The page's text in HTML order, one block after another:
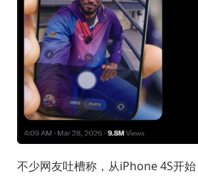
不少网友吐槽称，从iPhone 4S开